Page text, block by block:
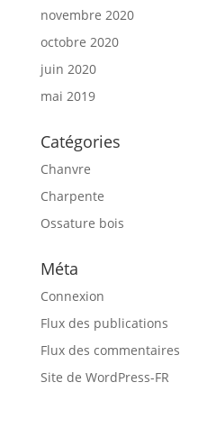
novembre 2020
octobre 2020
juin 2020
mai 2019
Catégories
Chanvre
Charpente
Ossature bois
Méta
Connexion
Flux des publications
Flux des commentaires
Site de WordPress-FR